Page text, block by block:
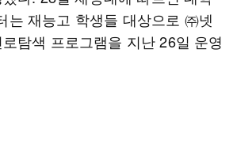
는 재능고 학생들 대상으로 ㈜넷
탐색 프로그램을 지난 26일 운영